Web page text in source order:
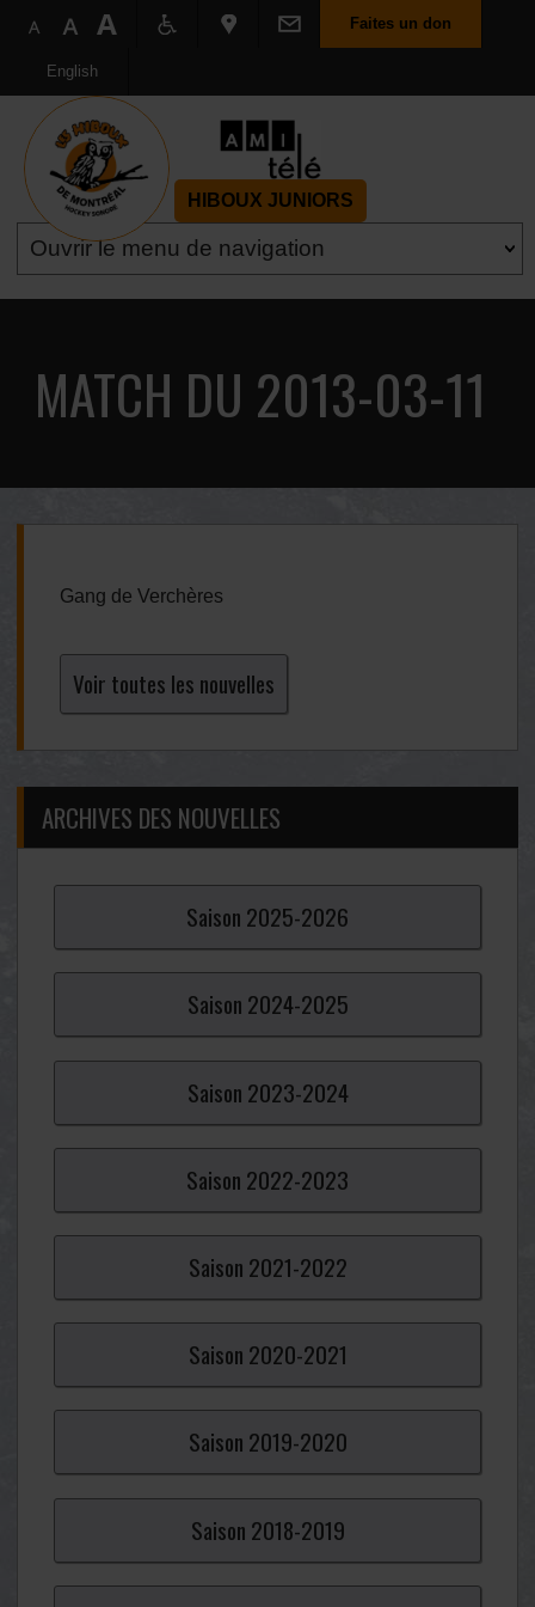
Faites un don
English
HIBOUX JUNIORS
MATCH DU 2013-03-11
Gang de Verchères
Voir toutes les nouvelles
ARCHIVES DES NOUVELLES
Saison 2025-2026
Saison 2024-2025
Saison 2023-2024
Saison 2022-2023
Saison 2021-2022
Saison 2020-2021
Saison 2019-2020
Saison 2018-2019